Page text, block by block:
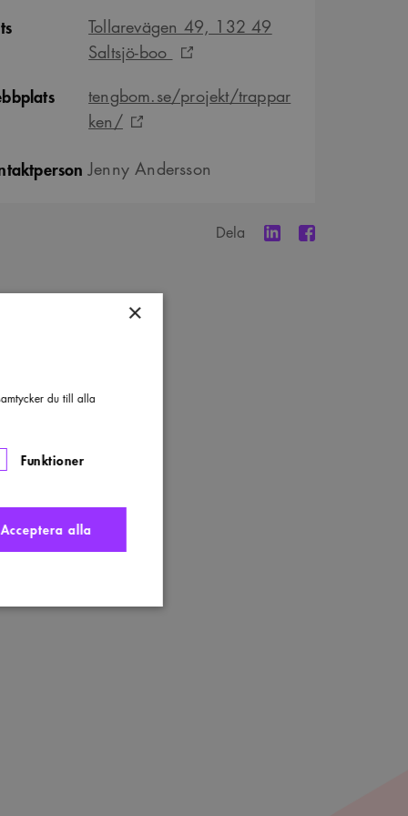
Tollarevägen 49, 132 49
Saltsjö-boo
tengbom.se/projekt/trappar
ken/
Jenny Andersson
Dela
×
du till alla
Funktioner
Acceptera alla